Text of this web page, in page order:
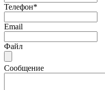
Телефон*
Email
Файл
Сообщение